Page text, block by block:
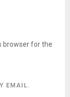
browser for the
EMAIL.